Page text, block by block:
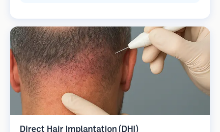
Direct Hair Implantation (DHI)